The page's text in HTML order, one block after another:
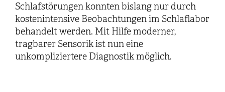
Schlafstörungen konnten bislang nur durch
kostenintensive Beobachtungen im Schlaflabor
behandelt werden. Mit Hilfe moderner,
tragbarer Sensorik ist nun eine
unkompliziertere Diagnostik möglich.